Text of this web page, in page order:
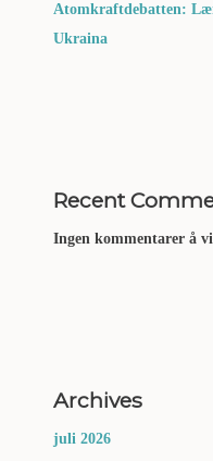
Atomkraftdebatten:
Ukraina
Recent
Ingen kommentarer å
Archives
juli 2026